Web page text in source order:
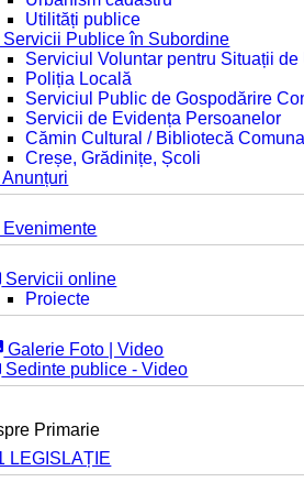
Utilități publice
Servicii Publice în Subordine
Serviciul Voluntar pentru Situații de
Poliția Locală
Serviciul Public de Gospodărire
Servicii de Evidența Persoanelor
Cămin Cultural / Bibliotecă
Creșe, Grădinițe, Școli
Anunțuri
Evenimente
Servicii online
Proiecte
Galerie Foto | Video
Sedinte publice - Video
Primarie
LEGISLAȚIE